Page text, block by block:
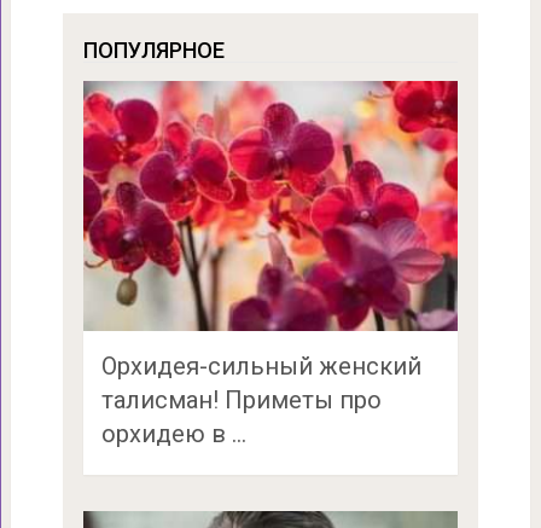
ПОПУЛЯРНОЕ
Орхидея-сильный женский
талисман! Приметы про
орхидею в …